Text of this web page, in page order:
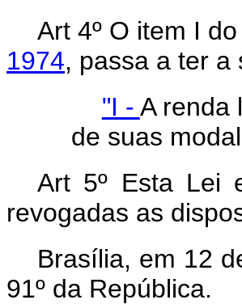
Art 4º O item I
1974, passa a ter a
"I - A renda
de suas
Art 5º Esta Lei
revogadas as
Brasília, em 12
91º da República.